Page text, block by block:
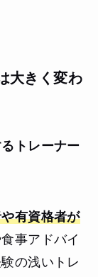
大きく変わ
トレーナー
有資格者が
事アドバイ
の浅いトレ